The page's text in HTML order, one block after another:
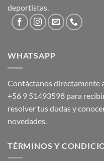
deportistas.
WHATSAPP
Contáctanos directamente
+56 9 51493598 para
resolver tus dudas y
novedades.
TÉRMINOS Y